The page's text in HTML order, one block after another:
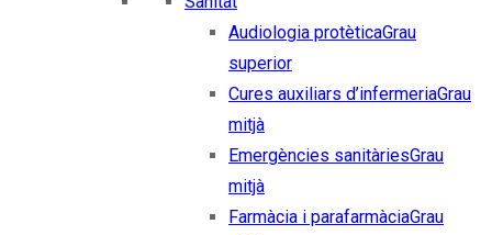
Audiologia protèticaGrau
superior
Cures auxiliars d’infermeriaGrau
mitjà
Emergències sanitàriesGrau
mitjà
Farmàcia i parafarmàciaGrau